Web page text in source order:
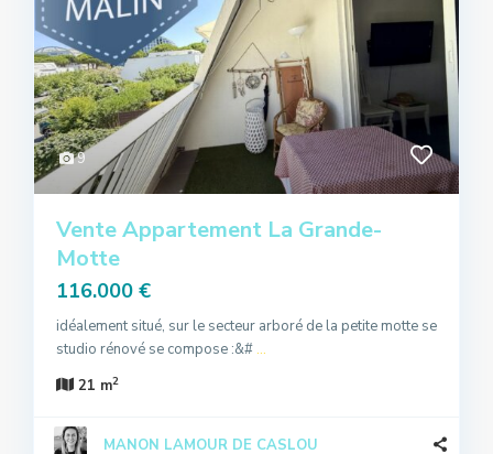
9
Vente Appartement La Grande-
Motte
116.000 €
idéalement situé, sur le secteur arboré de la petite motte se
studio rénové se compose :&# ...
21 m2
MANON LAMOUR DE CASLOU